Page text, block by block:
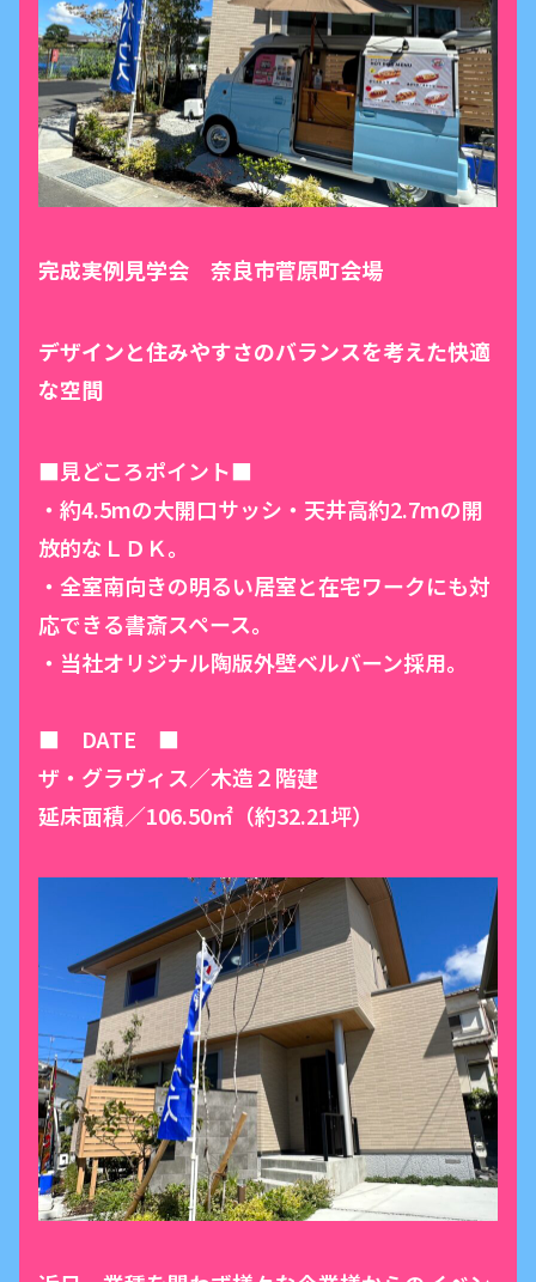
完成実例見学会 奈良市菅原町会場
デザインと住みやすさのバランスを考えた快適
な空間
■見どころポイント■
・約4.5mの大開口サッシ・天井高約2.7mの開
放的なＬＤＫ。
・全室南向きの明るい居室と在宅ワークにも対
応できる書斎スペース。
・当社オリジナル陶版外壁ベルバーン採用。
■ DATE ■
ザ・グラヴィス／木造２階建
延床面積／106.50㎡（約32.21坪）